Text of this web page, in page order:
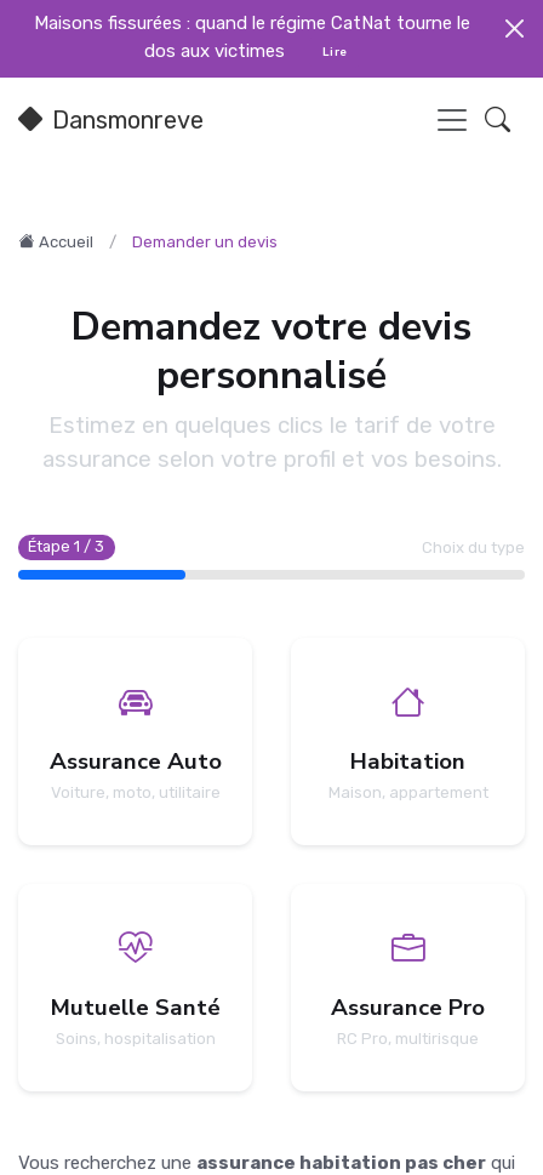
Maisons fissurées : quand le régime CatNat tourne le
dos aux victimes
Lire
Dansmonreve
Accueil Demander un devis
Demandez votre devis
personnalisé
Estimez en quelques clics le tarif de votre
assurance selon votre profil et vos besoins.
Étape1 /3 Choix du type
Assurance Auto
Voiture, moto, utilitaire
Habitation
Maison, appartement
Mutuelle Santé
Soins, hospitalisation
Assurance Pro
RC Pro, multirisque
Vous recherchez une assurance habitation pas cher qui